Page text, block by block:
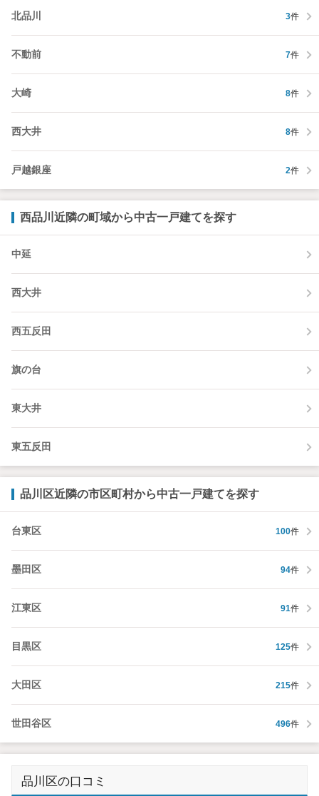
北品川 3件
不動前 7件
大崎 8件
西大井 8件
戸越銀座 2件
西品川近隣の町域から中古一戸建てを探す
中延
西大井
西五反田
旗の台
東大井
東五反田
品川区近隣の市区町村から中古一戸建てを探す
台東区 100件
墨田区 94件
江東区 91件
目黒区 125件
大田区 215件
世田谷区 496件
品川区の口コミ